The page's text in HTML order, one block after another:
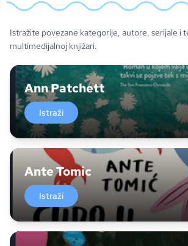
Istražite povezane kategorije, autore, serijale i
multimedijalnoj knjižari.
Ann Patchett
Istraži
Ante Tomic
Istraži